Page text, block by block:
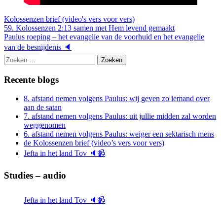
Kolossenzen brief (video's vers voor vers)
Berichtnavigatie
59. Kolossenzen 2:13 samen met Hem levend gemaakt
Paulus roeping – het evangelie van de voorhuid en het evangelie
van de besnijdenis 🔈
Zoeken
naar:
Recente blogs
8. afstand nemen volgens Paulus: wij geven zo iemand over
aan de satan
7. afstand nemen volgens Paulus: uit jullie midden zal worden
weggenomen
6. afstand nemen volgens Paulus: weiger een sektarisch mens
de Kolossenzen brief (video’s vers voor vers)
Jefta in het land Tov 🔈📹
Studies – audio
Jefta in het land Tov 🔈📹